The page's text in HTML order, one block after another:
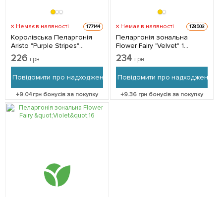
Немає в наявності 177144
Королівська Пеларгонія
Aristo "Purple Stripes"
(контейнер № 10, висота
10-20 см) 1 саджанець в
226 грн
Повідомити про надходження
+9.04грн бонусів за покупку
Немає в наявності 178503
Пеларгонія зональна
Flower Fairy "Velvet" 1
саджанець в упаковці
234 грн
Повідомити про надходження
+9.36грн бонусів за покупку